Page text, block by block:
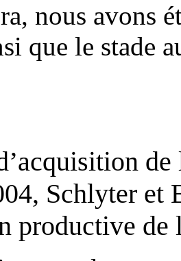
nous avons
que le stade
Schlyter et
productive